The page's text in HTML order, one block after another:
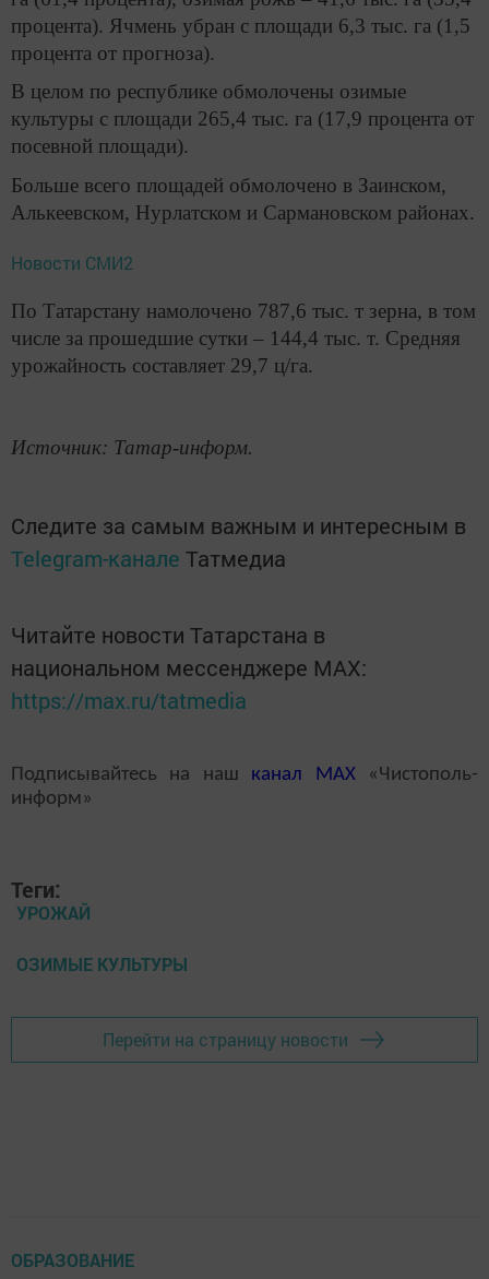
процента). Ячмень убран с площади 6,3 тыс. га (1,5
процента от прогноза).
В целом по республике обмолочены озимые
культуры с площади 265,4 тыс. га (17,9 процента от
посевной площади).
Больше всего площадей обмолочено в Заинском,
Алькеевском, Нурлатском и Сармановском районах.
Новости СМИ2
По Татарстану намолочено 787,6 тыс. т зерна, в том
числе за прошедшие сутки – 144,4 тыс. т. Средняя
урожайность составляет 29,7 ц/га.
Источник: Татар-информ.
Следите за самым важным и интересным в
Telegram-канале Татмедиа
Читайте новости Татарстана в
национальном мессенджере MАХ:
https://max.ru/tatmedia
Подписывайтесь на наш канал MAX«Чистополь-
информ»
Теги:
УРОЖАЙ
ОЗИМЫЕ КУЛЬТУРЫ
Перейти на страницу новости
ОБРАЗОВАНИЕ